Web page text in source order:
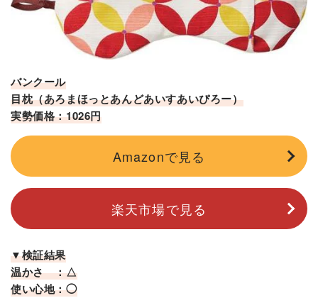
バンクール
目枕（あろまほっとあんどあいすあいぴろー）
実勢価格：1026円
Amazonで見る
楽天市場で見る
▼検証結果
温かさ ：△
使い心地：◯